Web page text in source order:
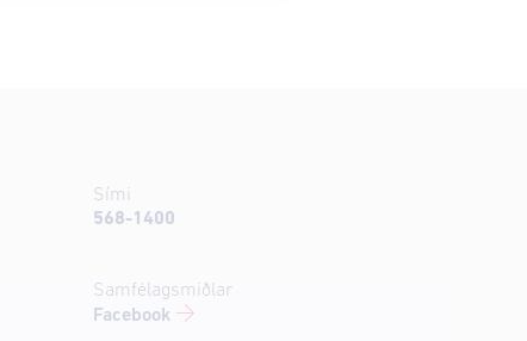
Sími
568-1400
Samfélagsmiðlar
Facebook